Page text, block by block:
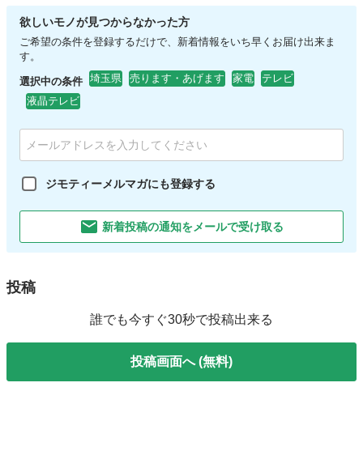
欲しいモノが見つからなかった方
ご希望の条件を登録するだけで、新着情報をいち早くお届け出来ま
す。
選択中の条件 埼玉県 売ります・あげます 家電
テレビ
液晶テレビ
ジモティーメルマガにも登録する
新着投稿の通知をメールで受け取る
投稿
誰でも今すぐ30秒で投稿出来る
投稿画面へ (無料)